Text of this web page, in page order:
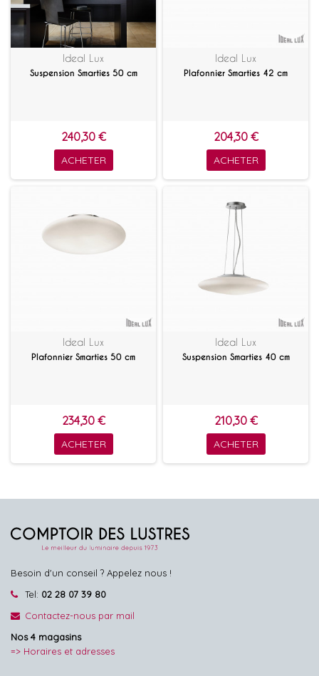
Ideal Lux
Suspension Smarties 50 cm
240,30 €
ACHETER
Ideal Lux
Plafonnier Smarties 42 cm
204,30 €
ACHETER
Ideal Lux
Plafonnier Smarties 50 cm
234,30 €
ACHETER
Ideal Lux
Suspension Smarties 40 cm
210,30 €
ACHETER
Besoin d'un conseil ? Appelez nous !
Tel: 02 28 07 39 80
Contactez-nous par mail
Nos 4 magasins
=> Horaires et adresses